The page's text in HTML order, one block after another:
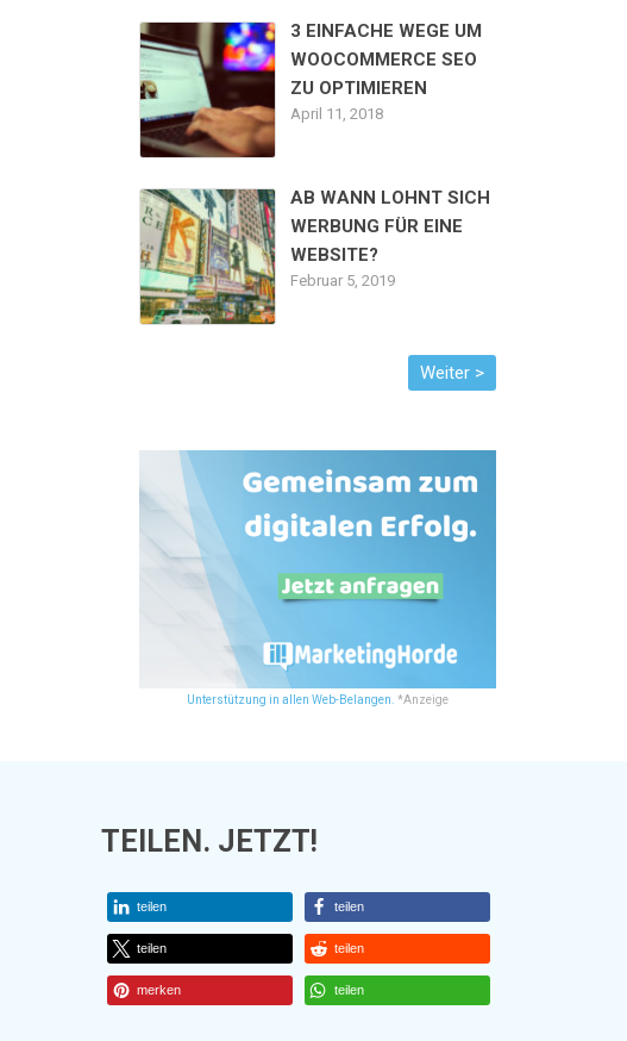
3 EINFACHE WEGE UM
WOOCOMMERCE SEO
ZU OPTIMIEREN
April 11, 2018
AB WANN LOHNT SICH
WERBUNG FÜR EINE
WEBSITE?
Februar 5, 2019
Unterstützung in allen Web-Belangen. *Anzeige
TEILEN. JETZT!
teilen teilen
teilen teilen
merken teilen